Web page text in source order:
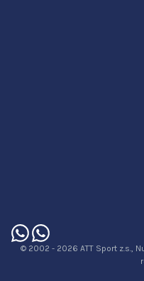
© 2002 - 2026 ATT Sport z.s.,